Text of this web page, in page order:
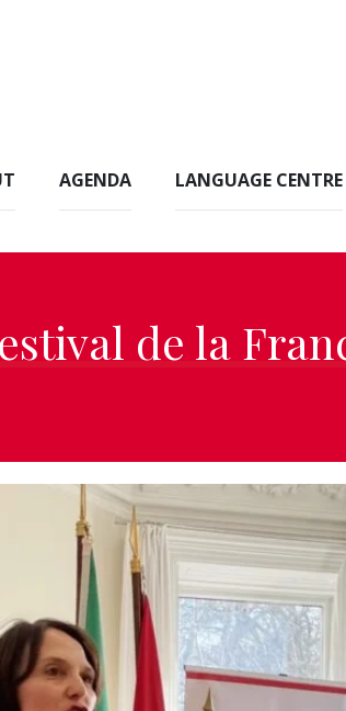
AGENDA LANGUAGE CENTRE
de la